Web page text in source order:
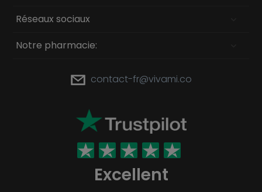
Réseaux sociaux
Notre pharmacie:
contact-fr@vivami.co
Excellent